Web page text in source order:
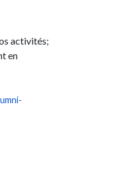
activités;
en